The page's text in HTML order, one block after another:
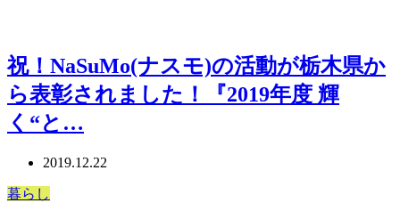
祝！NaSuMo(ナスモ)の活動が栃木県か
ら表彰されました！『2019年度 輝
く“と…
2019.12.22
暮らし